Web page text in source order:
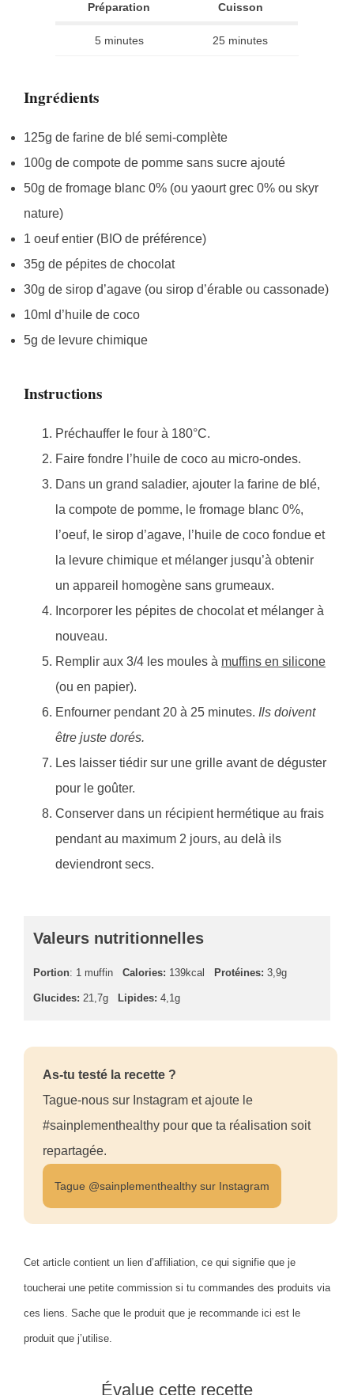
Préparation
Cuisson
5 minutes 25 minutes
Ingrédients
125g de farine de blé semi-complète
100g de compote de pomme sans sucre ajouté
50g de fromage blanc 0% (ou yaourt grec 0% ou skyr
nature)
1 oeuf entier (BIO de préférence)
35g de pépites de chocolat
30g de sirop d’agave (ou sirop d’érable ou cassonade)
10ml d’huile de coco
5g de levure chimique
Instructions
Préchauffer le four à 180°C.
Faire fondre l’huile de coco au micro-ondes.
Dans un grand saladier, ajouter la farine de blé,
la compote de pomme, le fromage blanc 0%,
l’oeuf, le sirop d’agave, l’huile de coco fondue et
la levure chimique et mélanger jusqu’à obtenir
un appareil homogène sans grumeaux.
Incorporer les pépites de chocolat et mélanger à
nouveau.
Remplir aux 3/4 les moules à muffins en silicone
(ou en papier).
Enfourner pendant 20 à 25 minutes. Ils doivent
être juste dorés.
Les laisser tiédir sur une grille avant de déguster
pour le goûter.
Conserver dans un récipient hermétique au frais
pendant au maximum 2 jours, au delà ils
deviendront secs.
Valeurs nutritionnelles
Portion: 1 muffin Calories: 139kcal Protéines: 3,9g
Glucides: 21,7g Lipides: 4,1g
As-tu testé la recette ?
Tague-nous sur Instagram et ajoute le
#sainplementhealthy pour que ta réalisation soit
repartagée.
Tague @sainplementhealthy sur Instagram
Cet article contient un lien d’affiliation, ce qui signifie que je
toucherai une petite commission si tu commandes des produits via
ces liens. Sache que le produit que je recommande ici est le
produit que j’utilise.
Évalue cette recette